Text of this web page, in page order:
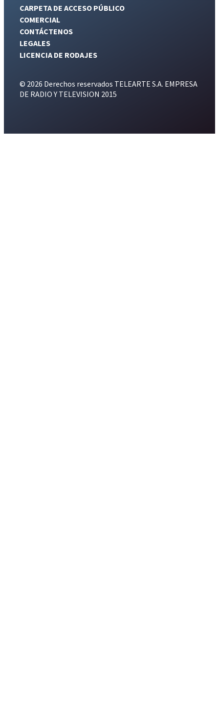
CARPETA DE ACCESO PÚBLICO
COMERCIAL
CONTÁCTENOS
LEGALES
LICENCIA DE RODAJES
© 2026 Derechos reservados TELEARTE S.A. EMPRESA
DE RADIO Y TELEVISION 2015